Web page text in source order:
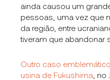
ainda causou um
pessoas, uma vez que
da região, entre
tiveram que abandonar
Outro caso
usina de Fukushima , no